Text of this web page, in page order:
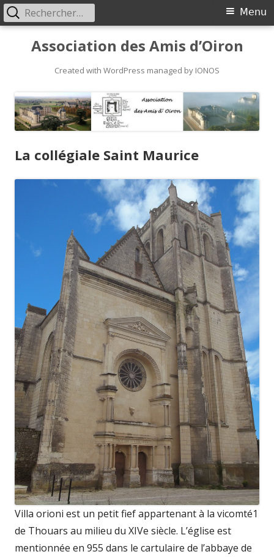
Association des Amis d’Oiron
Created with WordPress managed by IONOS
Primary
Menu
Menu
Rechercher :
La collégiale Saint Maurice
Villa orioni est un petit fief appartenant à la vicomté1
de Thouars au milieu du XIVe siècle. L’église est
mentionnée en 955 dans le cartulaire de l’abbaye de